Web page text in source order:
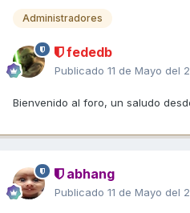
Administradores
fededb
Publicado 11 de Mayo del
Bienvenido al foro, un saludo
abhang
Publicado 11 de Mayo del